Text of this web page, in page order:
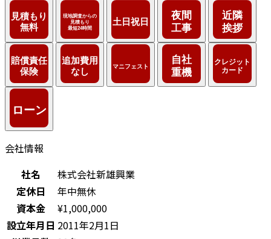
会社情報
社名
株式会社新雄興業
定休日
年中無休
資本金
¥1,000,000
設立年月日 2011年2月1日